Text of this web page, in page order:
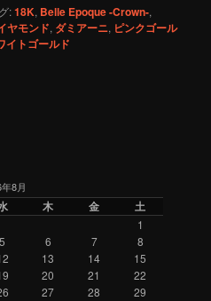
:18K, Belle Epoque -Crown-,
ヤモンド, ダミアーニ, ピンクゴール
イトゴールド
8月
木 金 土
1
5 6 7
8
13 14
15
20 21
22
27 28
29